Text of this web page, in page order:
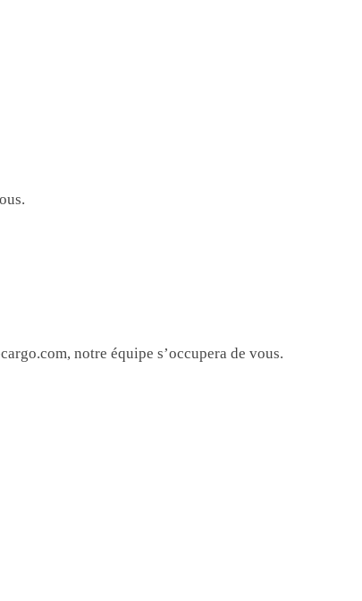
notre équipe s’occupera de vous.